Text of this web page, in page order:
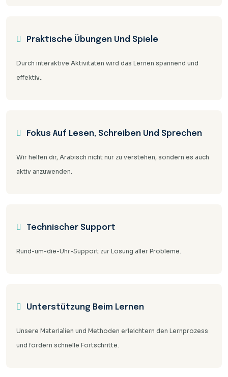
Praktische Übungen Und Spiele
Durch interaktive Aktivitäten wird das Lernen spannend und
effektiv..
Fokus Auf Lesen, Schreiben Und Sprechen
Wir helfen dir, Arabisch nicht nur zu verstehen, sondern es auch
aktiv anzuwenden.
Technischer Support
Rund-um-die-Uhr-Support zur Lösung aller Probleme.
Unterstützung Beim Lernen
Unsere Materialien und Methoden erleichtern den Lernprozess
und fördern schnelle Fortschritte.